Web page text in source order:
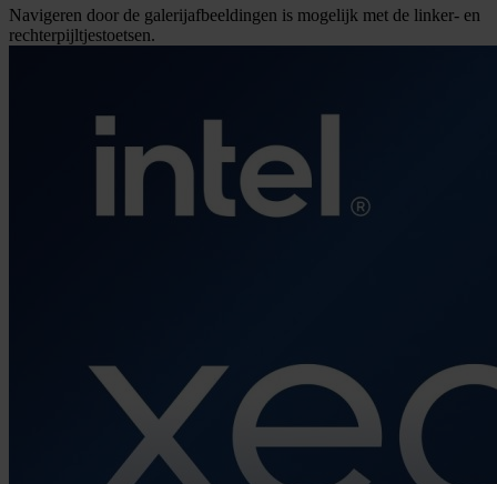
Navigeren door de galerijafbeeldingen is mogelijk met de linker- en
rechterpijltjestoetsen.